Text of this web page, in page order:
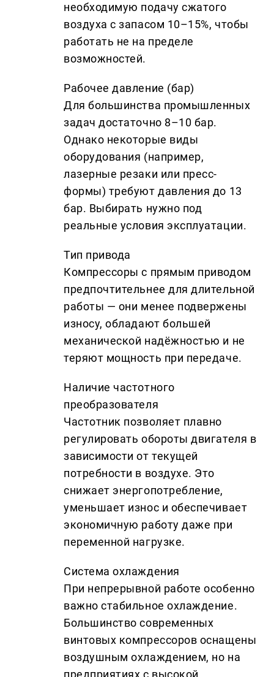
необходимую подачу сжатого
воздуха с запасом 10–15%, чтобы
работать не на пределе
возможностей.
Рабочее давление (бар)
Для большинства промышленных
задач достаточно 8–10 бар.
Однако некоторые виды
оборудования (например,
лазерные резаки или пресс-
формы) требуют давления до 13
бар. Выбирать нужно под
реальные условия эксплуатации.
Тип привода
Компрессоры с прямым приводом
предпочтительнее для длительной
работы — они менее подвержены
износу, обладают большей
механической надёжностью и не
теряют мощность при передаче.
Наличие частотного
преобразователя
Частотник позволяет плавно
регулировать обороты двигателя в
зависимости от текущей
потребности в воздухе. Это
снижает энергопотребление,
уменьшает износ и обеспечивает
экономичную работу даже при
переменной нагрузке.
Система охлаждения
При непрерывной работе особенно
важно стабильное охлаждение.
Большинство современных
винтовых компрессоров оснащены
воздушным охлаждением, но на
предприятиях с высокой